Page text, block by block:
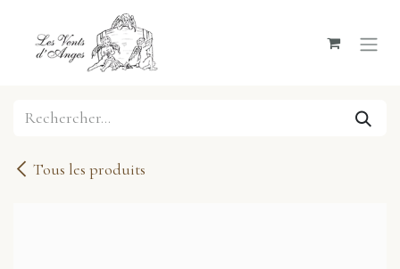
Se rendre au contenu
Tous les produits